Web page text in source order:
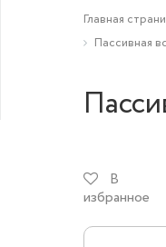
Главная
Пассивная
В
избранное